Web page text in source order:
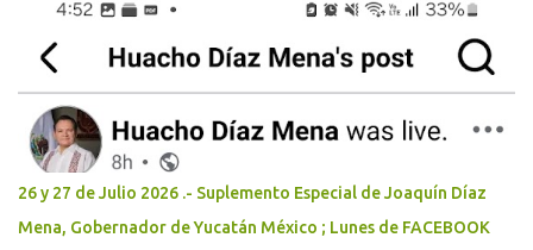
26 y 27 de Julio 2026 .- Suplemento Especial de Joaquín Díaz
Mena, Gobernador de Yucatán México ; Lunes de FACEBOOK